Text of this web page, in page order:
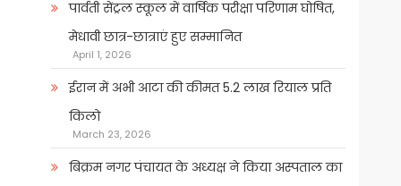
पार्वती सेंट्रल स्कूल में वार्षिक परीक्षा परिणाम घोषित,
मेधावी छात्र-छात्राएं हुए सम्मानित
April 1, 2026
ईरान में अभी आटा की कीमत 5.2 लाख रियाल प्रति
किलो
March 23, 2026
बिक्रम नगर पंचायत के अध्यक्ष ने किया अस्पताल का